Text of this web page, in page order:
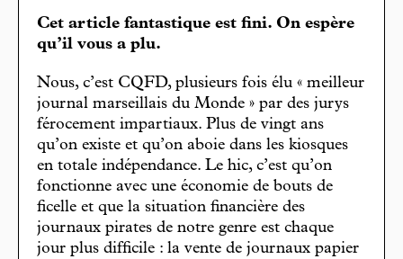
Cet article fantastique est fini. On espère
qu’il vous a plu.
Nous, c’est CQFD, plusieurs fois élu « meilleur
journal marseillais du Monde » par des jurys
férocement impartiaux. Plus de vingt ans
qu’on existe et qu’on aboie dans les kiosques
en totale indépendance. Le hic, c’est qu’on
fonctionne avec une économie de bouts de
ficelle et que la situation financière des
journaux pirates de notre genre est chaque
jour plus difficile : la vente de journaux papier